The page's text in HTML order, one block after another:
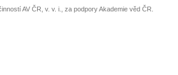
AV ČR, v. v. i., za podpory Akademie věd ČR.